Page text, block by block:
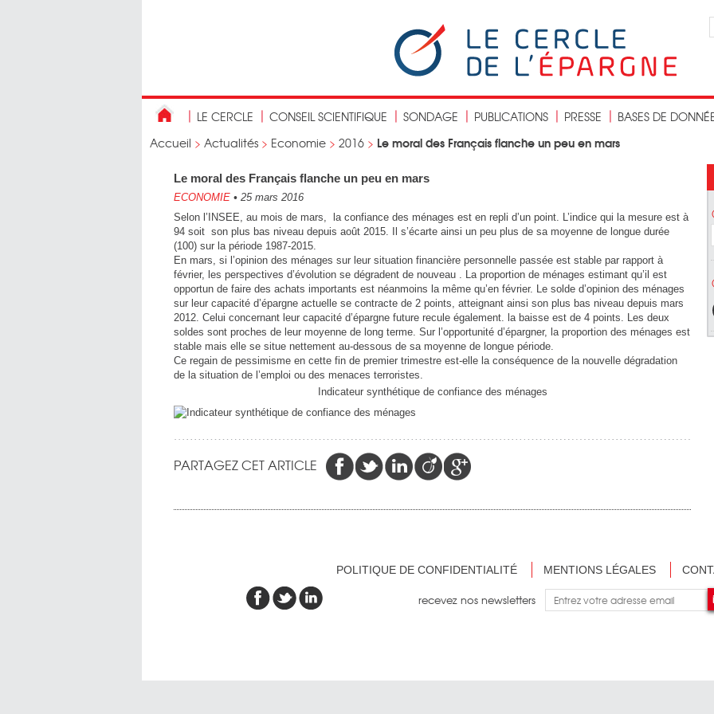
LE CERCLE CONSEIL SCIENTIFIQUE SONDAGE PUBLICATIONS PRESSE
BASES DE
Accueil > Actualités > Economie > 2016 > Le moral des Français flanche un peu en mars
Le moral des Français flanche un peu en mars
ECONOMIE • 25 mars 2016
Selon l’INSEE, au mois de mars, la confiance des ménages est en repli d’un point. L’indice qui la mesure est à
94 soit son plus bas niveau depuis août 2015. Il s’écarte ainsi un peu plus de sa moyenne de longue durée
(100) sur la période 1987-2015.
En mars, si l’opinion des ménages sur leur situation financière personnelle passée est stable par rapport à
février, les perspectives d’évolution se dégradent de nouveau . La proportion de ménages estimant qu’il est
opportun de faire des achats importants est néanmoins la même qu’en février. Le solde d’opinion des ménages
sur leur capacité d’épargne actuelle se contracte de 2 points, atteignant ainsi son plus bas niveau depuis mars
2012. Celui concernant leur capacité d’épargne future recule également. la baisse est de 4 points. Les deux
soldes sont proches de leur moyenne de long terme. Sur l’opportunité d’épargner, la proportion des ménages est
stable mais elle se situe nettement au-dessous de sa moyenne de longue période.
Ce regain de pessimisme en cette fin de premier trimestre est-elle la conséquence de la nouvelle dégradation
de la situation de l’emploi ou des menaces terroristes.
Indicateur synthétique de confiance des ménages
PARTAGEZ CET ARTICLE
POLITIQUE DE CONFIDENTIALITÉ MENTIONS LÉGALES
recevez nos newsletters